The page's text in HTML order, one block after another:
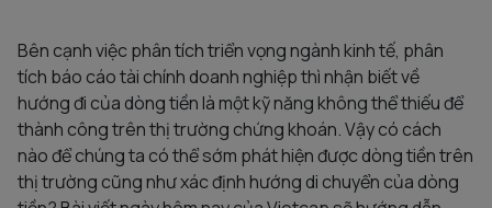
Bên cạnh việc phân tích triển vọng ngành kinh tế, phân
tích báo cáo tài chính doanh nghiệp thì nhận biết về
hướng đi của dòng tiền là một kỹ năng không thể thiếu để
thành công trên thị trường chứng khoán. Vậy có cách
nào để chúng ta có thể sớm phát hiện được dòng tiền trên
thị trường cũng như xác định hướng di chuyển của dòng